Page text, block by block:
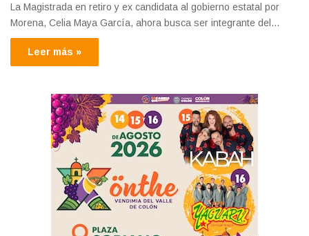
La Magistrada en retiro y ex candidata al gobierno estatal por
Morena, Celia Maya García, ahora busca ser integrante del…
Leer más »